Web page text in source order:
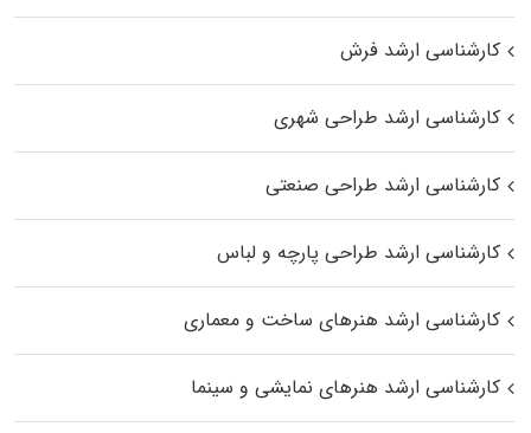
کارشناسی ارشد فرش
کارشناسی ارشد طراحی شهری
کارشناسی ارشد طراحی صنعتی
کارشناسی ارشد طراحی پارچه و لباس
کارشناسی ارشد هنرهای ساخت و معماری
کارشناسی ارشد هنرهای نمایشی و سینما